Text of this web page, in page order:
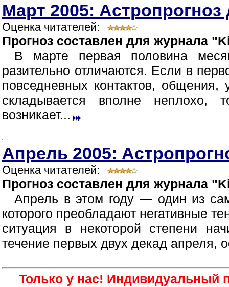
Март 2005: Астропрогноз
Оценка читателей:
Прогноз составлен для журнала
В марте первая половина
разительно отличаются. Если в
повседневных контактов,
складывается вполне неплохо,
возникает...
Апрель 2005:
Оценка читателей:
Прогноз составлен для журнала
Апрель в этом году — один из
которого преобладают негативные
ситуация в некоторой степени
течение первых двух декад апреля,
Только у нас! Индивидуальный